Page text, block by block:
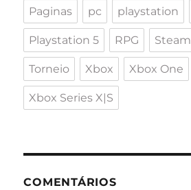
Paginas pc playstation
Playstation 5 RPG Steam
Torneio Xbox Xbox One
Xbox Series X|S
COMENTÁRIOS